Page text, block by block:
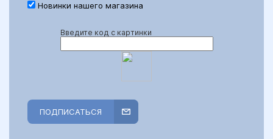
Новинки нашего магазина
Введите код с картинки
ПОДПИСАТЬСЯ